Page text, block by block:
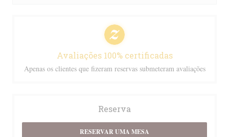
Avaliações 100% certificadas
Apenas os clientes que fizeram reservas submeteram avaliações
Reserva
RESERVAR UMA MESA